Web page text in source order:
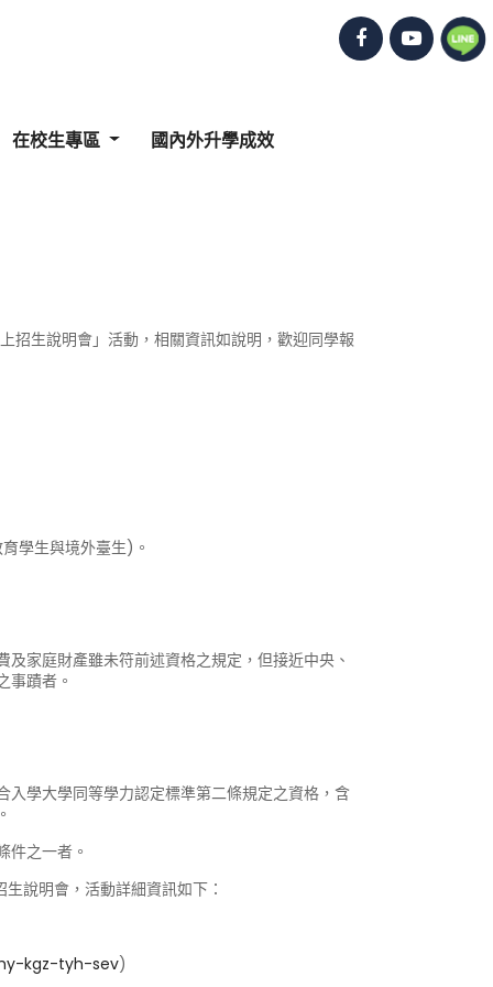
在校生專區 國內外升學成效
招生說明會」活動，相關資訊如說明，歡迎同學報
學生與境外臺生)。
家庭財產雖未符前述資格之規定，但接近中央、
事蹟者。
學大學同等學力認定標準第二條規定之資格，含
件之一者。
說明會，活動詳細資訊如下：
kgz-tyh-sev)